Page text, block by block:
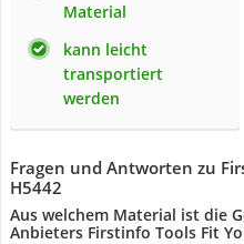
Material
kann leicht
transportiert
werden
Fragen und Antworten zu
H5442
Aus welchem Material ist die
Anbieters Firstinfo Tools Fit